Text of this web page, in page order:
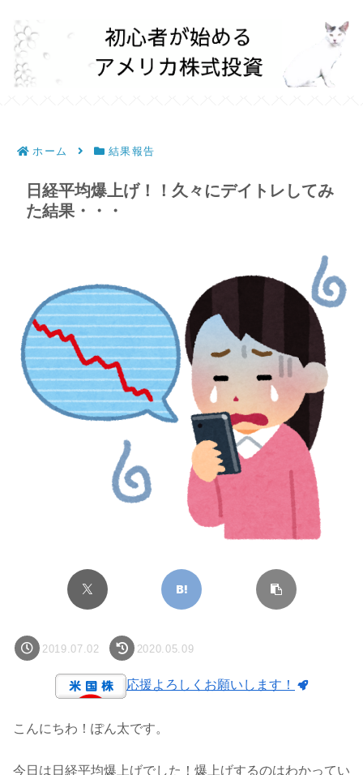
ホーム 結果報告
日経平均爆上げ！！久々にデイトレしてみ
た結果・・・
2019.07.02 2020.05.09
応援よろしくお願いします！
こんにちわ！ぽん太です。
今日は日経平均爆上げでした！爆上げするのはわかってい